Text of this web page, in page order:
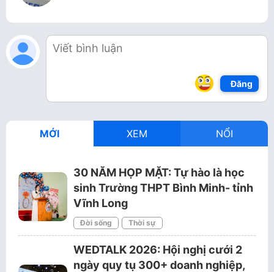
Đăng
MỚI XEM NỔI
30 NĂM HỌP MẶT: Tự hào là học
sinh Trường THPT Bình Minh- tỉnh
Vĩnh Long
Đời sống Thời sự
WEDTALK 2026: Hội nghị cưới 2
ngày quy tụ 300+ doanh nghiệp,